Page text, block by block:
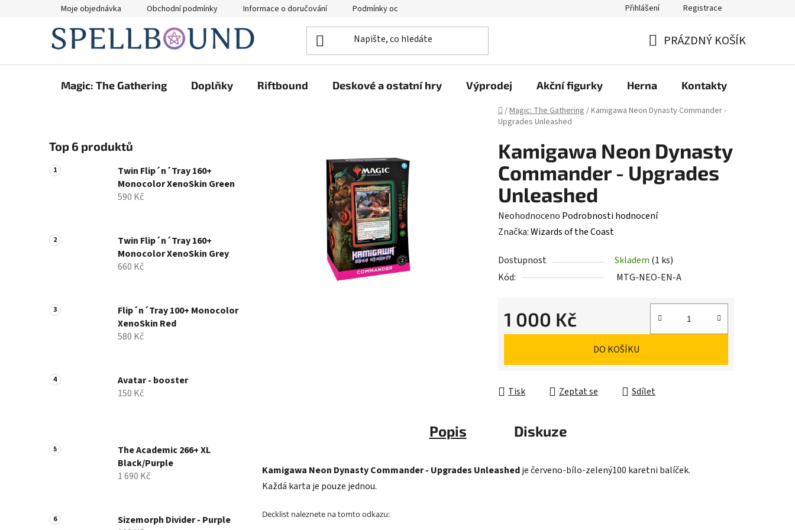
Moje objednávka Obchodní podmínky Informace o doručování Podmínky ochrany osobních údajů Přihlášení Registrace
KOŠÍK
PRÁZDNÝ KOŠÍK
Magic: The Gathering Doplňky Riftbound Deskové a ostatní hry Výprodej Akční figurky Herna Kontakty
Domů
/Magic: The Gathering /Kamigawa Neon Dynasty Commander -
Upgrades Unleashed
o
s
t
n
n
e
Top 6 produktů
Twin Flip´n´Tray 160+
Monocolor XenoSkin Green
590 Kč
Twin Flip´n´Tray 160+
Monocolor XenoSkin Grey
660 Kč
Flip´n´Tray 100+ Monocolor
XenoSkin Red
580 Kč
Avatar - booster
150 Kč
The Academic 266+ XL
Black/Purple
1 690 Kč
Sizemorph Divider - Purple
Kamigawa Neon Dynasty
Commander - Upgrades
Unleashed
Průměrné
hodnocení
je
0,0
hvězdiček.
Neohodnoceno Podrobnosti hodnocení
Značka:Wizards of the Coast
Dostupnost Skladem (1 ks)
Kód:
MTG-NEO-EN-A
1 000 Kč
Měrná cena:
DO KOŠÍKU
Tisk Zeptat se Sdílet
Popis Diskuze
Kamigawa Neon Dynasty Commander - Upgrades Unleashedje červeno-bílo-zelený100 karetni balíček.
Každá karta je pouze jednou.
Decklist naleznete na tomto odkazu: